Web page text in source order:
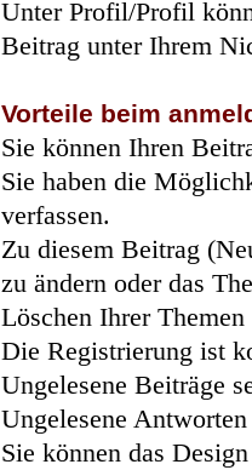
Unter Profil/Profil
Beitrag unter Ihrem
Vorteile beim
Sie können Ihren
Sie haben die
verfassen.
Zu diesem Beitrag
zu ändern oder das
Löschen Ihrer
Die Registrierung ist
Ungelesene Beiträge
Ungelesene
Sie können das